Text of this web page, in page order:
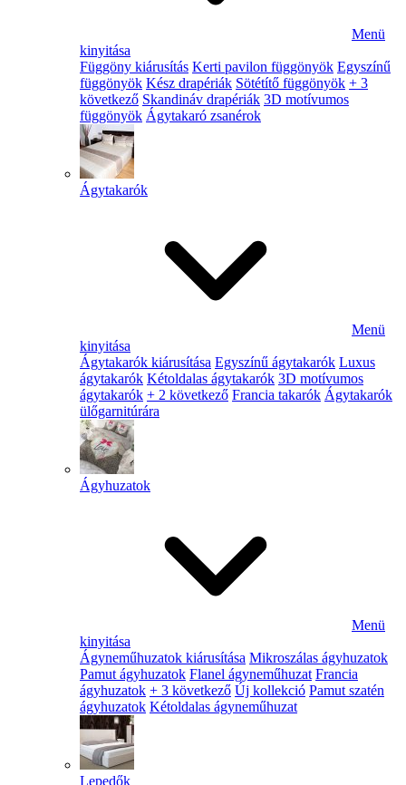
Menü
kinyitása
Függöny kiárusítás Kerti pavilon függönyök Egyszínű
függönyök Kész drapériák Sötétítő függönyök + 3
következő Skandináv drapériák 3D motívumos
függönyök Ágytakaró zsanérok
Ágytakarók
Menü
kinyitása
Ágytakarók kiárusítása Egyszínű ágytakarók Luxus
ágytakarók Kétoldalas ágytakarók 3D motívumos
ágytakarók + 2 következő Francia takarók Ágytakarók
ülőgarnitúrára
Ágyhuzatok
Menü
kinyitása
Ágyneműhuzatok kiárusítása Mikroszálas ágyhuzatok
Pamut ágyhuzatok Flanel ágyneműhuzat Francia
ágyhuzatok + 3 következő Új kollekció Pamut szatén
ágyhuzatok Kétoldalas ágyneműhuzat
Lepedők